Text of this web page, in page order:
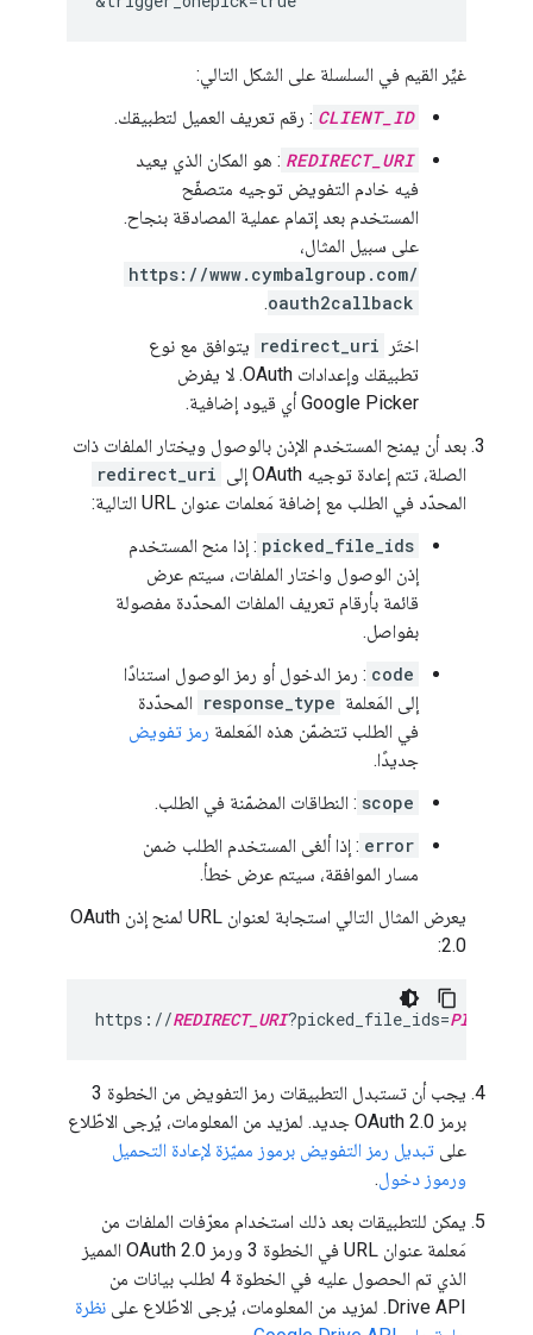
غيِّر القيم في السلسلة على الشكل التالي:
CLIENT_ID : رقم تعريف العميل لتطبيقك.
REDIRECT_URI : هو المكان الذي يعيد
فيه خادم التفويض توجيه متصفّح
المستخدم بعد إتمام عملية المصادقة بنجاح.
على سبيل المثال،
https://www.cymbalgroup.com/
oauth2callback
.
اختَر
redirect_uri يتوافق مع نوع
تطبيقك وإعدادات OAuth. لا يفرض
Google Picker أي قيود إضافية.
بعد أن يمنح المستخدم الإذن بالوصول ويختار الملفات ذات
الصلة، تتم إعادة توجيه OAuth إلى
redirect_uri
المحدّد في الطلب مع إضافة مَعلمات عنوان URL التالية:
picked_file_ids : إذا منح المستخدم
إذن الوصول واختار الملفات، سيتم عرض
قائمة بأرقام تعريف الملفات المحدّدة مفصولة
بفواصل.
code : رمز الدخول أو رمز الوصول استنادًا
إلى المَعلمة response_type المحدّدة
في الطلب تتضمّن هذه المَعلمة رمز تفويض
جديدًا.
scope : النطاقات المضمّنة في الطلب.
error : إذا ألغى المستخدم الطلب ضمن
مسار الموافقة، سيتم عرض خطأ.
يعرض المثال التالي استجابة لعنوان URL لمنح إذن OAuth
2.0:
https://REDIRECT_URI?picked_file_ids=
يجب أن تستبدل التطبيقات رمز التفويض من الخطوة 3
برمز OAuth 2.0 جديد. لمزيد من المعلومات، يُرجى الاطّلاع
على تبديل رمز التفويض برموز مميّزة لإعادة التحميل
ورموز دخول.
يمكن للتطبيقات بعد ذلك استخدام معرّفات الملفات من
مَعلمة عنوان URL في الخطوة 3 ورمز OAuth 2.0 المميز
الذي تم الحصول عليه في الخطوة 4 لطلب بيانات من
Drive API. لمزيد من المعلومات، يُرجى الاطّلاع على
نظرة